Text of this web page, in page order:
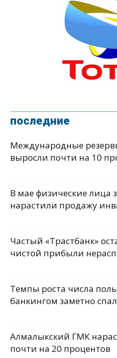
последние
Международные
выросли почти на 10
В мае физические лица
нарастили продажу
Частый «Трастбанк»
чистой прибыли
Темпы роста числа
банкингом заметно
Алмалыкский ГМК
почти на 20 процентов